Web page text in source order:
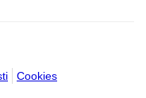
Cookies